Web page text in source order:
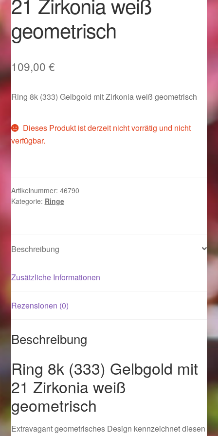
Im Gedenken an
Impressum
Karneval 2015 – Schmuck zu Fasching & Co.
Karneval 2019 – Schmuck zu Fasching & Co.
Kasse
Magisches und Festliches zu Halloween
Magisches und Festliches zu Halloween
Ostergeschenke finden für Ostern 2015
Ostergeschenke finden für Ostern 2016
Ostergeschenke finden für Ostern 2017
Ostergeschenke finden für Ostern 2018
geometrisch
109,00 €
Ring 8k (333) Gelbgold mit Zirkonia weiß geometrisch
Dieses Produkt ist derzeit nicht vorrätig und nicht
verfügbar.
Artikelnummer: 46790
Kategorie: Ringe
Beschreibung
Zusätzliche Informationen
Rezensionen (0)
Beschreibung
Ring 8k (333) Gelbgold mit
21 Zirkonia weiß
geometrisch
Extravagant geometrisches Design kennzeichnet diesen